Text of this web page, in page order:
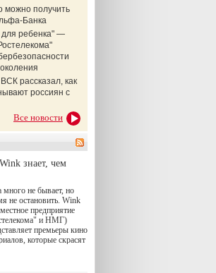
можно получить
Банка
ребенка" —
рассказал, как
россиян с
Все новости
знает, чем
много не бывает, но
не остановить. Wink
предприятие
и НМГ)
премьеры кино
которые скрасят